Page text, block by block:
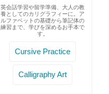
英会話学習や留学準備、大人の教
養としてのカリグラフィーに。ア
ルファベットの基礎から筆記体の
練習まで、学びを深めるお手本で
す。
Cursive Practice
Calligraphy Art